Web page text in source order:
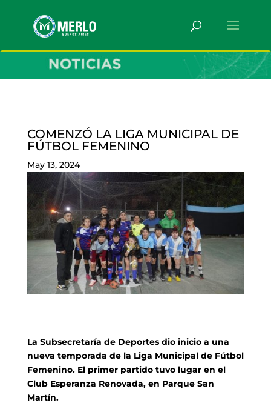
COMENZÓ LA LIGA MUNICIPAL DE
FÚTBOL FEMENINO
May 13, 2024
La Subsecretaría de Deportes dio inicio a una
nueva temporada de la Liga Municipal de Fútbol
Femenino. El primer partido tuvo lugar en el
Club Esperanza Renovada, en Parque San
Martín.